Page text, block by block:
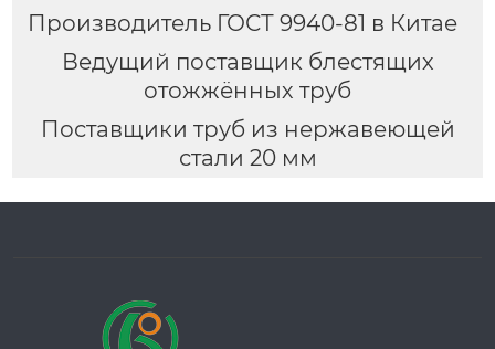
Производитель ГОСТ 9940-81 в Китае
Ведущий поставщик блестящих
отожжённых труб
Поставщики труб из нержавеющей
стали 20 мм